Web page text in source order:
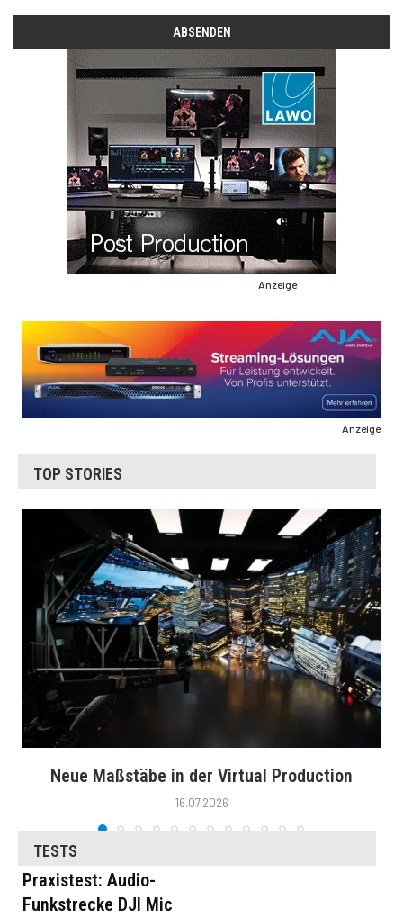
Anzeige
Anzeige
TOP STORIES
Neue Maßstäbe in der Virtual Production
16.07.2026
TESTS
Praxistest: Audio-
Funkstrecke DJI Mic